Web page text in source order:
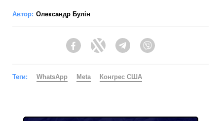
Автор: Олександр Булін
FacebookTwitter Telegram
Теги: WhatsApp Meta Конгрес США